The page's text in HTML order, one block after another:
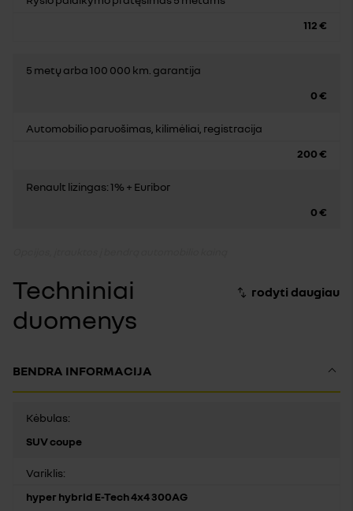
112 €
5 metų arba 100 000 km. garantija
0 €
Automobilio paruošimas, kilimėliai, registracija
200 €
Renault lizingas: 1% + Euribor
0 €
Techniniai
duomenys
BENDRA INFORMACIJA
Kėbulas:
SUV coupe
Variklis:
hyper hybrid E-Tech 4x4 300AG